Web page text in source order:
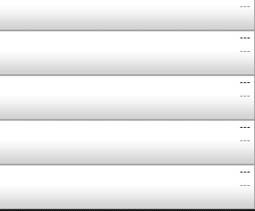
---
---
---
---
---
---
---
---
---